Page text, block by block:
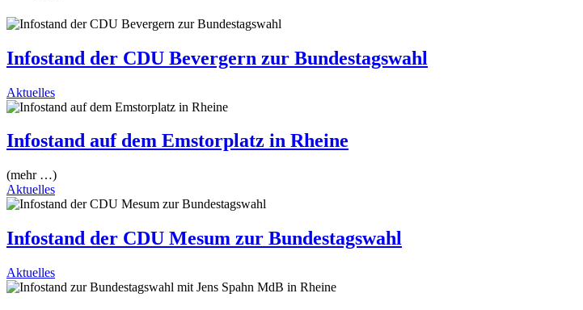
Infostand der CDU Bevergern zur Bundestagswahl
Aktuelles
Infostand auf dem Emstorplatz in Rheine
(mehr …)
Aktuelles
Infostand der CDU Mesum zur Bundestagswahl
Aktuelles